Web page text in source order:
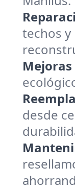
techos y
desde